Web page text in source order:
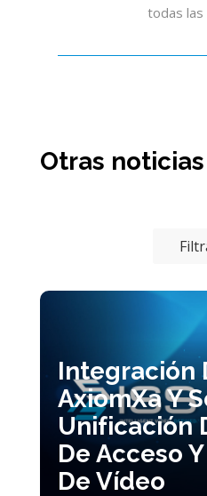
todas
Otras noticias
Integración
AxiomXa Y
Unificación
De Acceso
De Vídeo